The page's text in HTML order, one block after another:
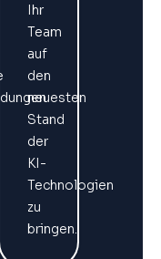
Ihr
Team
auf
den
neuesten
Stand
der
KI-
Technologien
zu
bringen.